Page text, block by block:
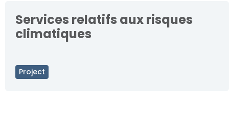
Project
Services relatifs aux risques
climatiques